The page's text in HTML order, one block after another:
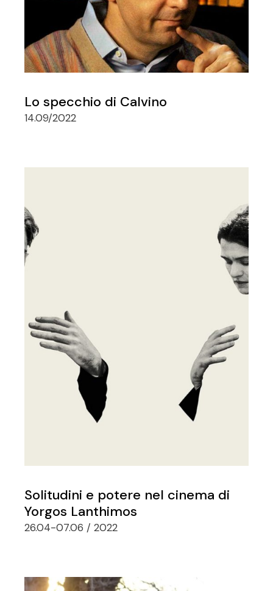
Lo specchio di Calvino
14.09/2022
Solitudini e potere nel cinema di
Yorgos Lanthimos
26.04-07.06 / 2022